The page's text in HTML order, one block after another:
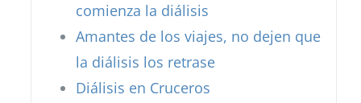
comienza la diálisis
Amantes de los viajes, no dejen que
la diálisis los retrase
Diálisis en Cruceros